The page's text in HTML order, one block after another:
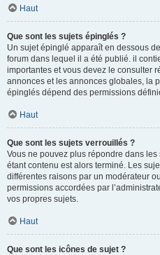
Haut
Que sont les sujets épinglés ?
Un sujet épinglé apparaît en dessous
forum dans lequel il a été publié. il
importantes et vous devez le consulter
annonces et les annonces globales, la
épinglés dépend des permissions
Haut
Que sont les sujets verrouillés ?
Vous ne pouvez plus répondre dans
étant contenu est alors terminé. Les
différentes raisons par un modérateur
permissions accordées par
vos propres sujets.
Haut
Que sont les icônes de sujet ?